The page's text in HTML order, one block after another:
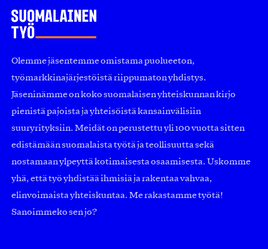
Olemme jäsentemme omistama puolueeton,
työmarkkinajärjestöistä riippumaton yhdistys.
Jäseninämme on koko suomalaisen yhteiskunnan kirjo
pienistä pajoista ja yhteisöistä kansainvälisiin
suuryrityksiin. Meidät on perustettu yli 100 vuotta sitten
edistämään suomalaista työtä ja teollisuutta sekä
nostamaan ylpeyttä kotimaisesta osaamisesta. Uskomme
yhä, että työ yhdistää ihmisiä ja rakentaa vahvaa,
elinvoimaista yhteiskuntaa. Me rakastamme työtä!
Sanoimmeko sen jo?